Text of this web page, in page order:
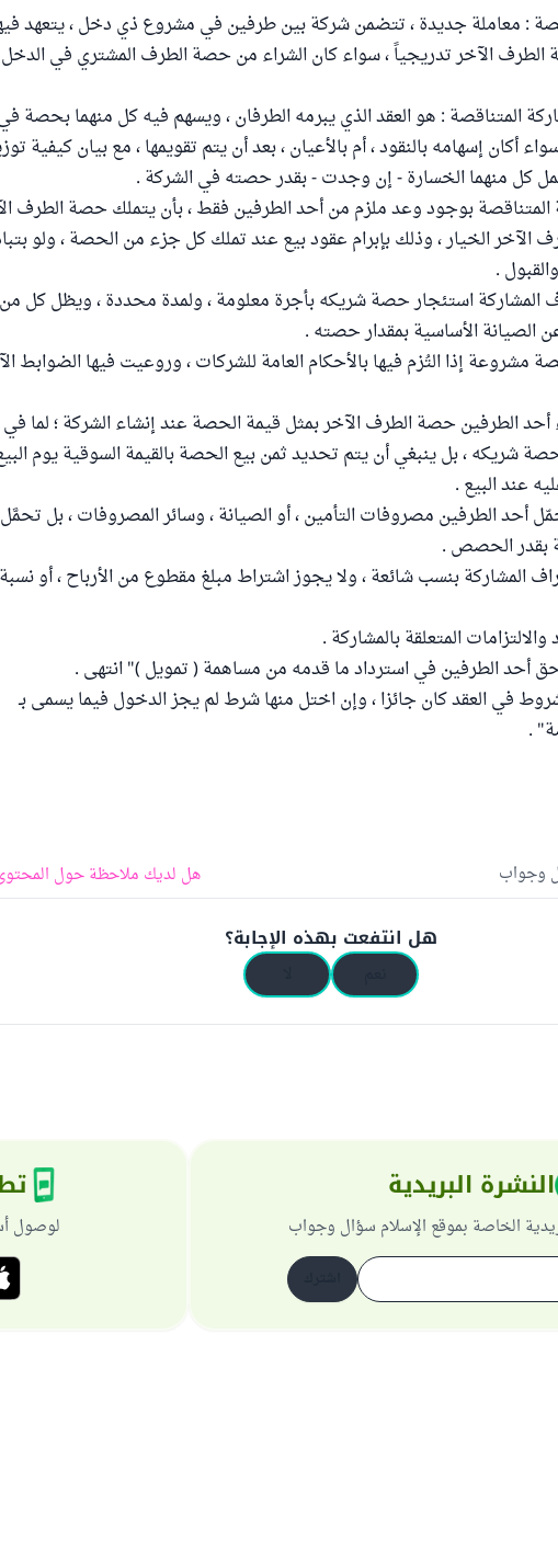
: معاملة جديدة ، تتضمن شركة بين طرفين في مشروع ذي دخل ، يتعهد
الآخر تدريجياً ، سواء كان الشراء من حصة الطرف المشتري في الدخل
المتناقصة : هو العقد الذي يبرمه الطرفان ، ويسهم فيه كل منهما بحصة
أكان إسهامه بالنقود ، أم بالأعيان ، بعد أن يتم تقويمها ، مع بيان كيفية
كل منهما الخسارة - إن وجدت - بقدر حصته في الشركة .
المتناقصة بوجود وعد ملزم من أحد الطرفين فقط ، بأن يتملك حصة الطرف
الآخر الخيار ، وذلك بإبرام عقود بيع عند تملك كل جزء من الحصة ، ولو
.
المشاركة استئجار حصة شريكه بأجرة معلومة ، ولمدة محددة ، ويظل كل من
الصيانة الأساسية بمقدار حصته .
مشروعة إذا التُزم فيها بالأحكام العامة للشركات ، وروعيت فيها الضوابط
أحد الطرفين حصة الطرف الآخر بمثل قيمة الحصة عند إنشاء الشركة ؛ لما
شريكه ، بل ينبغي أن يتم تحديد ثمن بيع الحصة بالقيمة السوقية يوم
عند البيع .
أحد الطرفين مصروفات التأمين ، أو الصيانة ، وسائر المصروفات ، بل تحمَّل
بقدر الحصص .
المشاركة بنسب شائعة ، ولا يجوز اشتراط مبلغ مقطوع من الأرباح ، أو
المتعلقة بالمشاركة .
أحد الطرفين في استرداد ما قدمه من مساهمة ( تمويل )" انتهى .
في العقد كان جائزا ، وإن اختل منها شرط لم يجز الدخول فيما يسمى بـ
.
وجواب هل لديك ملاحظة حول
هل انتفعت بهذه الإجابة؟
النشرة البريدية
الخاصة بموقع الإسلام سؤال وجواب لوصول